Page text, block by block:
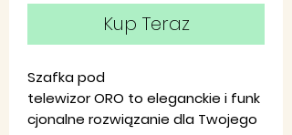
Kup Teraz
Szafka pod
telewizor ORO to eleganckie i funk
cjonalne rozwiązanie dla Twojego